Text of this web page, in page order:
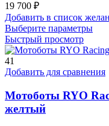
19 700 ₽
Добавить в список
Выберите параметрыЭтот
Быстрый просмотр
41
Добавить для сравнения
Мотоботы RYO
желтый